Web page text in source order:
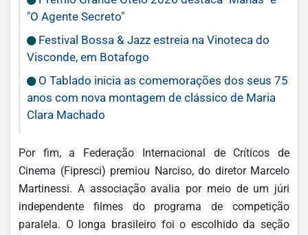
"O Agente Secreto"
Festival Bossa & Jazz estreia na Vinoteca do
Visconde, em Botafogo
O Tablado inicia as comemorações dos seus 75
anos com nova montagem de clássico de Maria
Clara Machado
Por fim, a Federação Internacional de Críticos de
Cinema (Fipresci) premiou Narciso, do diretor Marcelo
Martinessi. A associação avalia por meio de um júri
independente filmes do programa de competição
paralela. O longa brasileiro foi o escolhido da seção